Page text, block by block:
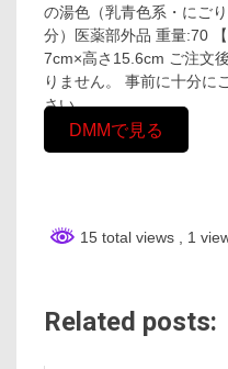
の湯色（乳青色系・にご
分）医薬部外品 重量:70
7cm×高さ15.6cm ご注文
りません。 事前に十分に
さい。
DMMで見る
15 total views , 1
Related posts: